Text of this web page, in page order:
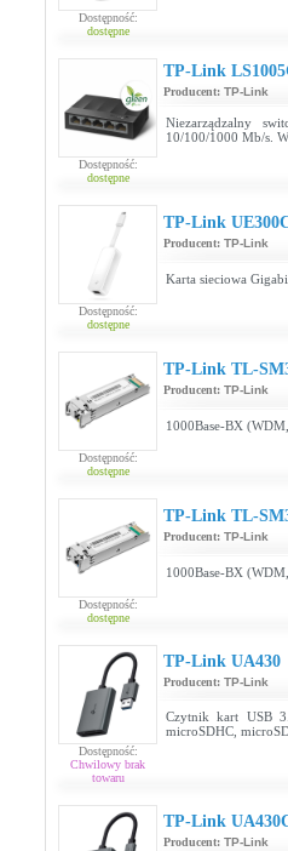
Dostępność:
dostępne
Dostępność:
dostępne
TP-Link
Producent: TP-Link
Niezarządzalny
10/100/1000 Mb/s.
Dostępność:
dostępne
TP-Link
Producent: TP-Link
Karta sieciowa
Dostępność:
dostępne
TP-Link TL-
Producent: TP-Link
1000Base-BX
Dostępność:
dostępne
TP-Link TL-
Producent: TP-Link
1000Base-BX
Dostępność:
Chwilowy brak
towaru
TP-Link UA430
Producent: TP-Link
Czytnik kart USB
microSDHC,
TP-Link
Producent: TP-Link